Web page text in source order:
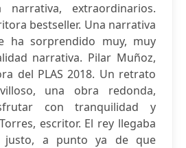
extraordinarios.
bestseller. Una narrativa
ha sorprendido muy, muy
narrativa. Pilar Muñoz,
del PLAS 2018. Un retrato
una obra redonda,
con tranquilidad y
escritor. El rey llegaba
justo, a punto ya de que